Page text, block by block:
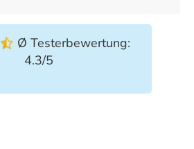
Ø Testerbewertung:
4.3/5